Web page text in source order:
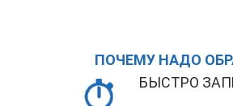
ПОЧЕМУ НАДО
БЫСТРО